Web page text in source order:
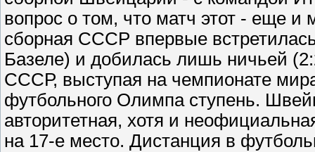
вопрос о том, что матч этот - еще и
сборная СССР впервые
Базеле) и добилась лишь ничьей
СССР, выступая на чемпионате
футбольного Олимпа ступень.
авторитетная, хотя и
на 17-е место. Дистанция в